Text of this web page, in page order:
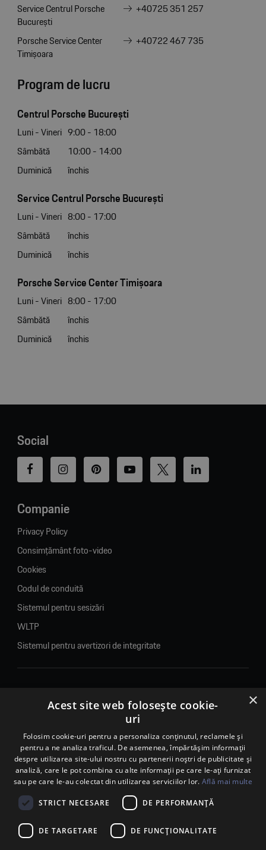
Service Centrul Porsche
București
+40725 351 257
Porsche Service Center
Timișoara
+40722 467 735
Program de lucru
Centrul Porsche București
Luni - Vineri 9:00 - 18:00
Sâmbătă
10:00 - 14:00
Duminică
închis
Service Centrul Porsche București
Luni - Vineri 8:00 - 17:00
Sâmbătă
închis
Duminică
închis
Porsche Service Center Timișoara
Luni - Vineri 8:00 - 17:00
Sâmbătă
închis
Duminică
închis
Social
Companie
Privacy Policy
Consimțământ foto-video
Cookies
Codul de conduită
Sistemul pentru sesizări
WLTP
Sistemul pentru avertizori de integritate
© 2026. Porsche Inter Auto Romania. Toate drepturile rezervate.
Porsche Inter Auto Romania SRL
RO22188461 J2007002067233
B-dul Pipera, nr. 2, Sala 1, Etaj 2, Voluntari, jud.Ilfov - sediu
social
B-dul Pipera, nr. 1/X, Centrul Porsche București – PCB,
Calea Lugojului, nr. 136, loc. Ghiroda, jud. Timiș – punct de
×
Acest site web folosește cookie-
uri
Folosim cookie-uri pentru a personaliza conținutul, reclamele și
pentru a ne analiza traficul. De asemenea, împărtășim informații
despre utilizarea site-ului nostru cu partenerii noștri de publicitate și
analiză, care le pot combina cu alte informații pe care le-ați furnizat
sau pe care le-au colectat din utilizarea serviciilor lor. Află mai multe
STRICT NECESARE DE PERFORMANȚĂ
DE TARGETARE DE FUNCŢIONALITATE